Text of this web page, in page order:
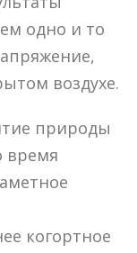
одно и то
воздухе.
природы
время
когортное